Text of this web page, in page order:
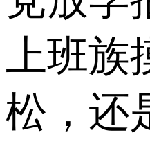
上班族
松，还